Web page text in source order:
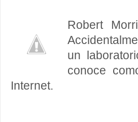
Robert
un
conoce
Internet.